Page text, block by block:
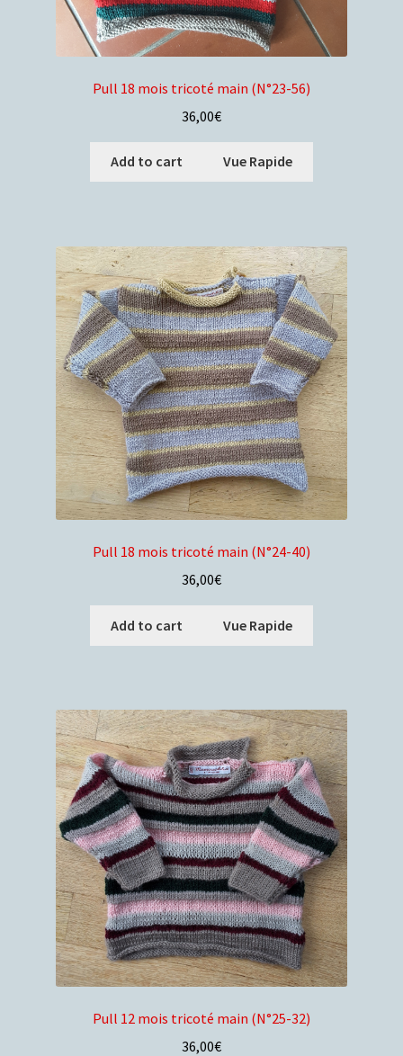
Pull 18 mois tricoté main (N°23-56)
36,00€
Add to cart Vue Rapide
Pull 18 mois tricoté main (N°24-40)
36,00€
Add to cart Vue Rapide
Pull 12 mois tricoté main (N°25-32)
36,00€